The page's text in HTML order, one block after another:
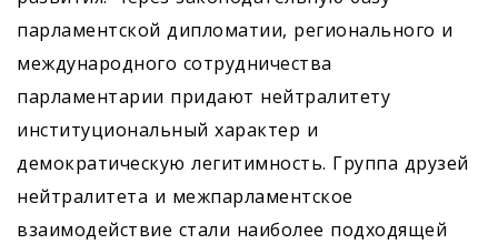
парламентской дипломатии, регионального и
международного сотрудничества
парламентарии придают нейтралитету
институцио­нальный характер и
демократическую легитимность. Группа друзей
нейтралитета и межпарламентское
взаимодействие стали наиболее подходящей